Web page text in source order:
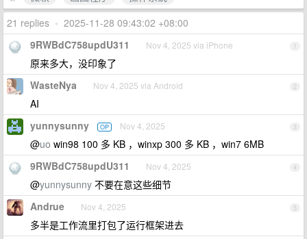
21 replies • 2025-11-28 09:43:02 +08:00
1
9RWBdC758updU311 Nov 4, 2025 via iPhone
原来多大，没印象了
2
WasteNya Nov 4, 2025 via Android
AI
3
yunnysunny OP Nov 4, 2025
@uo win98 100 多 KB ，winxp 300 多 KB ，win7 6MB
4
9RWBdC758updU311 Nov 4, 2025
@yunnysunny 不要在意这些细节
5
Andrue Nov 4, 2025
多半是工作流里打包了运行框架进去